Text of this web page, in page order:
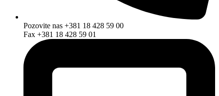
Pozovite nas +381 18 428 59 00
Fax +381 18 428 59 01